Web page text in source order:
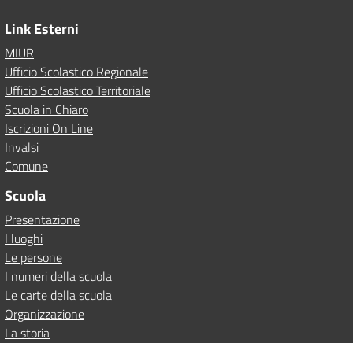
Link Esterni
MIUR
Ufficio Scolastico Regionale
Ufficio Scolastico Territoriale
Scuola in Chiaro
Iscrizioni On Line
Invalsi
Comune
Scuola
Presentazione
I luoghi
Le persone
I numeri della scuola
Le carte della scuola
Organizzazione
La storia